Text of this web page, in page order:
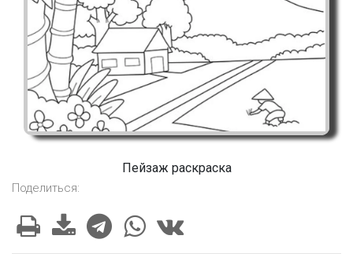
Пейзаж раскраска
Поделиться: